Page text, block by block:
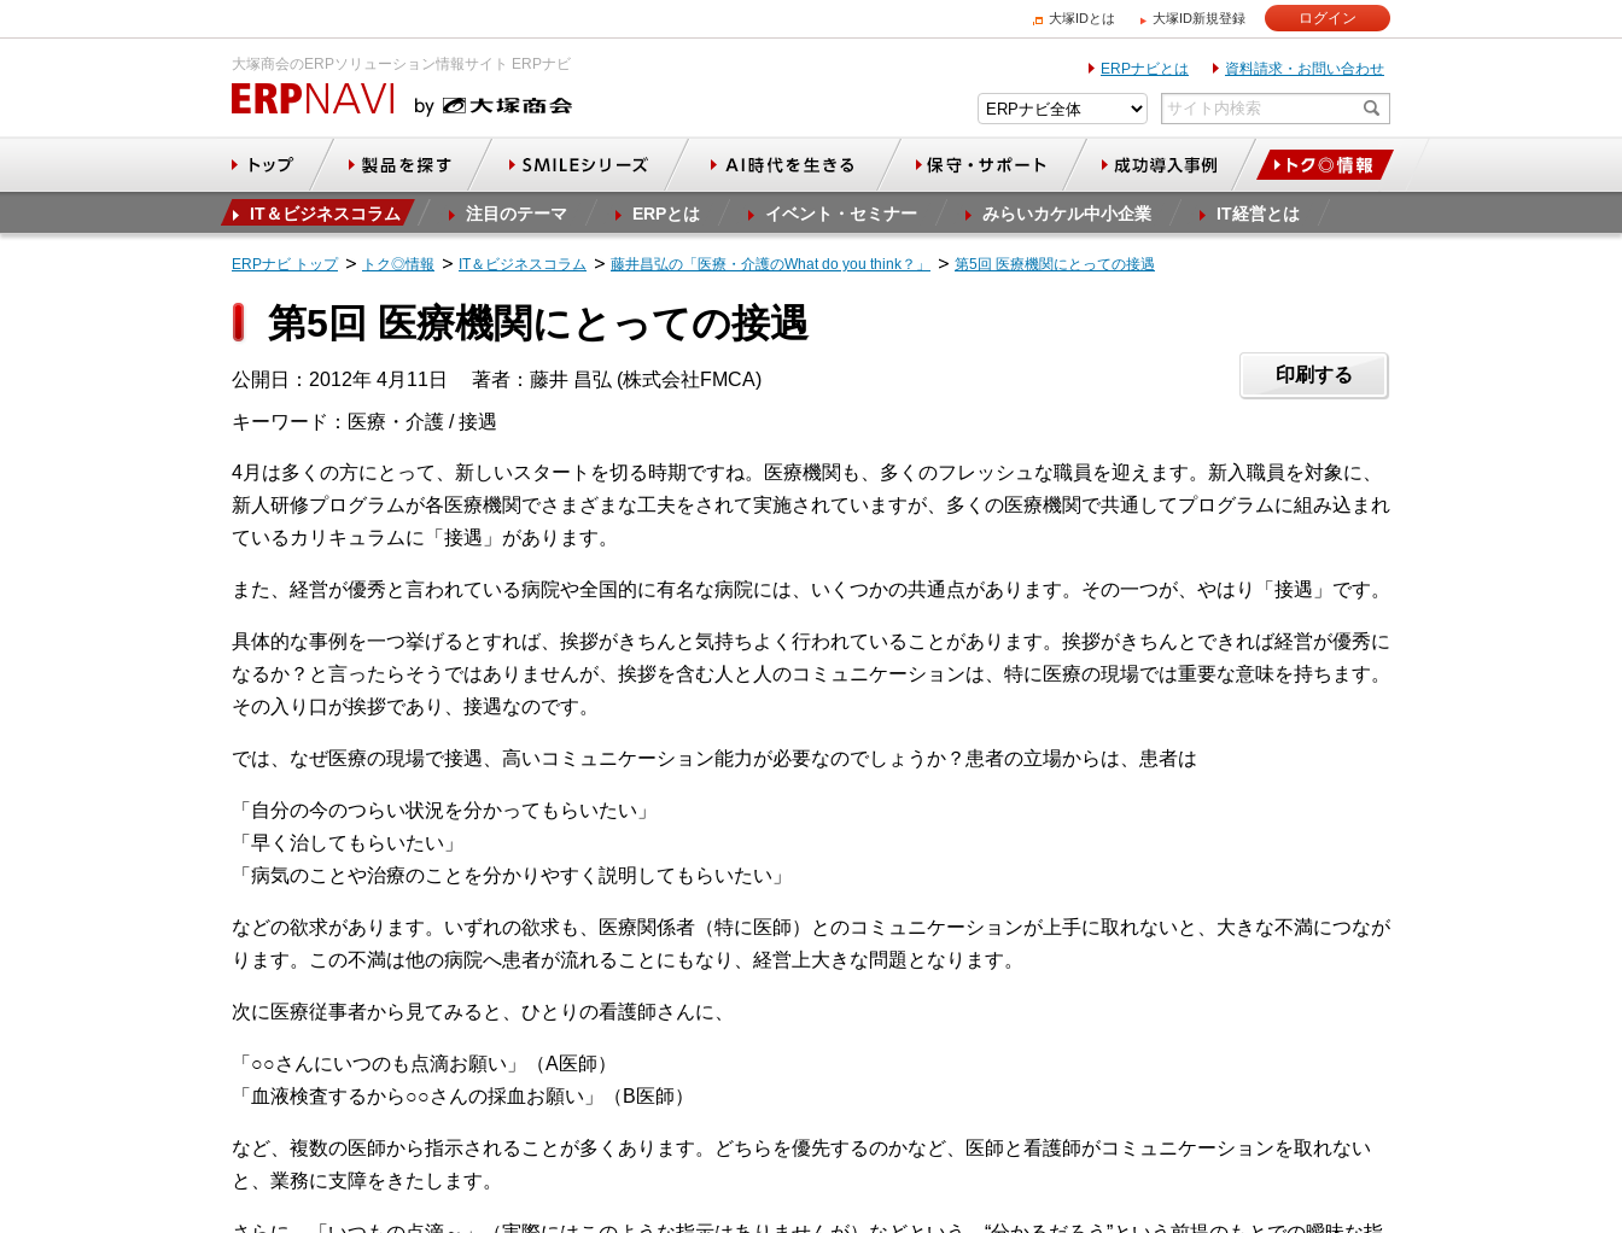
大塚IDとは 大塚ID新規登録 ログイン
大塚商会のERPソリューション情報サイト ERPナビ ERPナビとは 資料請求・お問い合わせ
IT＆ビジネスコラム 注目のテーマ ERPとは イベント・セミナー みらいカケル中小企業 IT経営とは
ERPナビ トップ トク◎情報 IT＆ビジネスコラム 藤井昌弘の「医療・介護のWhat do you think？」 第5回 医療機関にとっての接遇
第5回 医療機関にとっての接遇
公開日：2012年 4月11日 著者：藤井 昌弘 (株式会社FMCA)
キーワード：医療・介護 / 接遇
印刷する
4月は多くの方にとって、新しいスタートを切る時期ですね。医療機関も、多くのフレッシュな職員を迎えます。新入職員を対象に、
新人研修プログラムが各医療機関でさまざまな工夫をされて実施されていますが、多くの医療機関で共通してプログラムに組み込まれ
ているカリキュラムに「接遇」があります。
また、経営が優秀と言われている病院や全国的に有名な病院には、いくつかの共通点があります。その一つが、やはり「接遇」です。
具体的な事例を一つ挙げるとすれば、挨拶がきちんと気持ちよく行われていることがあります。挨拶がきちんとできれば経営が優秀に
なるか？と言ったらそうではありませんが、挨拶を含む人と人のコミュニケーションは、特に医療の現場では重要な意味を持ちます。
その入り口が挨拶であり、接遇なのです。
では、なぜ医療の現場で接遇、高いコミュニケーション能力が必要なのでしょうか？患者の立場からは、患者は
「自分の今のつらい状況を分かってもらいたい」
「早く治してもらいたい」
「病気のことや治療のことを分かりやすく説明してもらいたい」
などの欲求があります。いずれの欲求も、医療関係者（特に医師）とのコミュニケーションが上手に取れないと、大きな不満につなが
ります。この不満は他の病院へ患者が流れることにもなり、経営上大きな問題となります。
次に医療従事者から見てみると、ひとりの看護師さんに、
「○○さんにいつのも点滴お願い」（A医師）
「血液検査するから○○さんの採血お願い」（B医師）
など、複数の医師から指示されることが多くあります。どちらを優先するのかなど、医師と看護師がコミュニケーションを取れない
と、業務に支障をきたします。